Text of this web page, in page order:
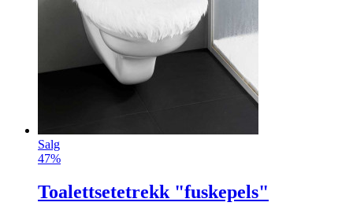
Salg
47%
Toalettsetetrekk "fuskepels"